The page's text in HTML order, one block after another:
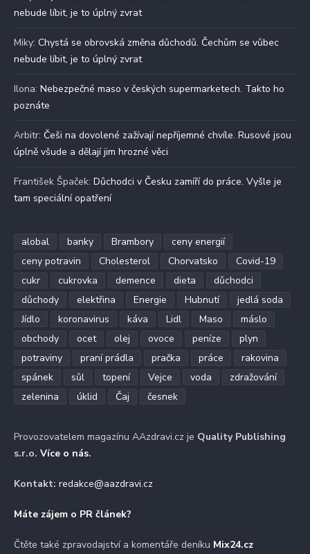
nebude líbit, je to úplný zvrat
Miky: Chystá se obrovská změna důchodů. Čechům se vůbec
nebude líbit, je to úplný zvrat
Ilona: Nebezpečné maso v českých supermarketech. Takto ho
poznáte
Arbitr: Češi na dovolené zažívají nepříjemné chvíle. Rusové jsou
úplně všude a dělají jim hrozné věci
František Špaček: Důchodci v Česku zamíří do práce. Vyšle je
tam speciální opatření
alobal banky Brambory
ceny energií
ceny potravin
Cholesterol Chorvatsko
Covid-19
cukr
cukrovka demence dieta
důchodci
důchody
elektřina Energie Hubnutí
jedlá soda
Jídlo
koronavirus káva Lidl Maso
máslo
obchody
ocet olej ovoce peníze
plyn
potraviny
praní prádla pračka práce
rakovina
spánek
sůl topení Vejce voda
zdražování
zelenina
úklid Čaj česnek
Provozovatelem magazínu AAzdravi.cz je Quality Publishing
s.r.o. Více o nás.
Kontakt: redakce@aazdravi.cz
Máte zájem o PR článek?
Čtěte také zpravodajství a komentáře deníku Mix24.cz